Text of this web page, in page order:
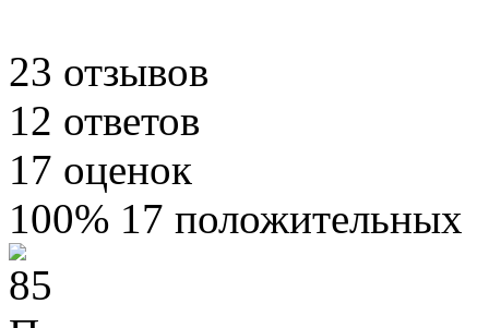
23 отзывов
12 ответов
17 оценок
100% 17 положительных